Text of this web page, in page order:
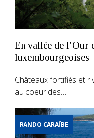
En vallée de l’Our
luxembourgeoises
Châteaux fortifiés et
au coeur des…
RANDO CARAÏBE